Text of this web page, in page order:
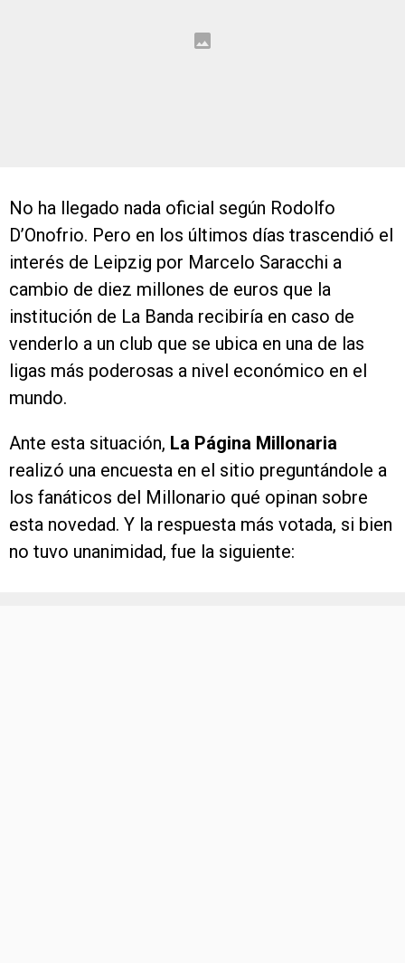
No ha llegado nada oficial según Rodolfo
D’Onofrio. Pero en los últimos días trascendió el
interés de Leipzig por Marcelo Saracchi a
cambio de diez millones de euros que la
institución de La Banda recibiría en caso de
venderlo a un club que se ubica en una de las
ligas más poderosas a nivel económico en el
mundo.
Ante esta situación, La Página Millonaria
realizó una encuesta en el sitio preguntándole a
los fanáticos del Millonario qué opinan sobre
esta novedad. Y la respuesta más votada, si bien
no tuvo unanimidad, fue la siguiente: